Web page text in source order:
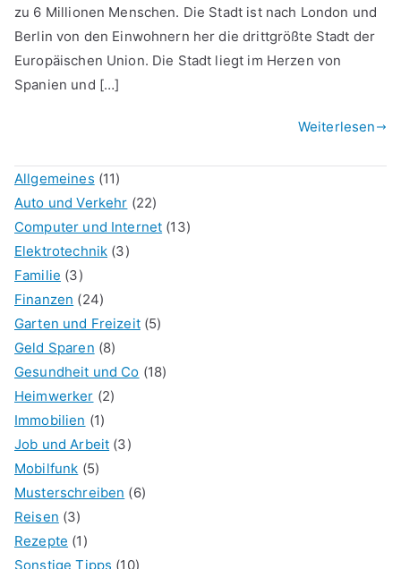
zu 6 Millionen Menschen. Die Stadt ist nach London und
Berlin von den Einwohnern her die drittgrößte Stadt der
Europäischen Union. Die Stadt liegt im Herzen von
Spanien und […]
Weiterlesen
Allgemeines (11)
Auto und Verkehr (22)
Computer und Internet (13)
Elektrotechnik (3)
Familie (3)
Finanzen (24)
Garten und Freizeit(5)
Geld Sparen (8)
Gesundheit und Co (18)
Heimwerker (2)
Immobilien (1)
Job und Arbeit (3)
Mobilfunk (5)
Musterschreiben (6)
Reisen (3)
Rezepte (1)
Sonstige Tipps (10)